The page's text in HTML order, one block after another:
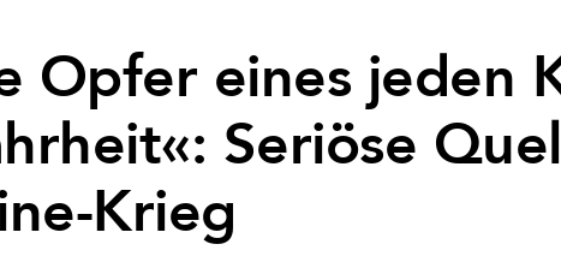
Opfer eines jeden
Seriöse
Krieg